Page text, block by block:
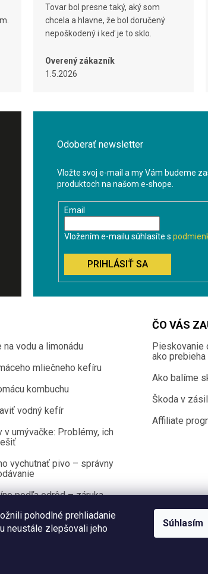
pohodlné prehliadanie
neustále zlepšovali jeho
Súhlasím
Tovar bol presne taký, aký som
chcela a hlavne, že bol doručený
nepoškodený i keď je to sklo.
Overený zákazník
1.5.2026
Odoberať newsletter
Vložte svoj e-mail a my Vám budeme
produktoch na našom e-shope.
Email
Vložením e-mailu súhlasíte s
PRIHLÁSIŤ SA
vodu a limonádu
mliečneho kefíru
kombuchu
vodný kefír
v umývačke: Problémy, ich
vychutnať pivo – správny
podľa odrôd – záruka
ČO VÁS
Pieskovanie
ako prebieha
Ako balíme
Škoda v
Affiliate